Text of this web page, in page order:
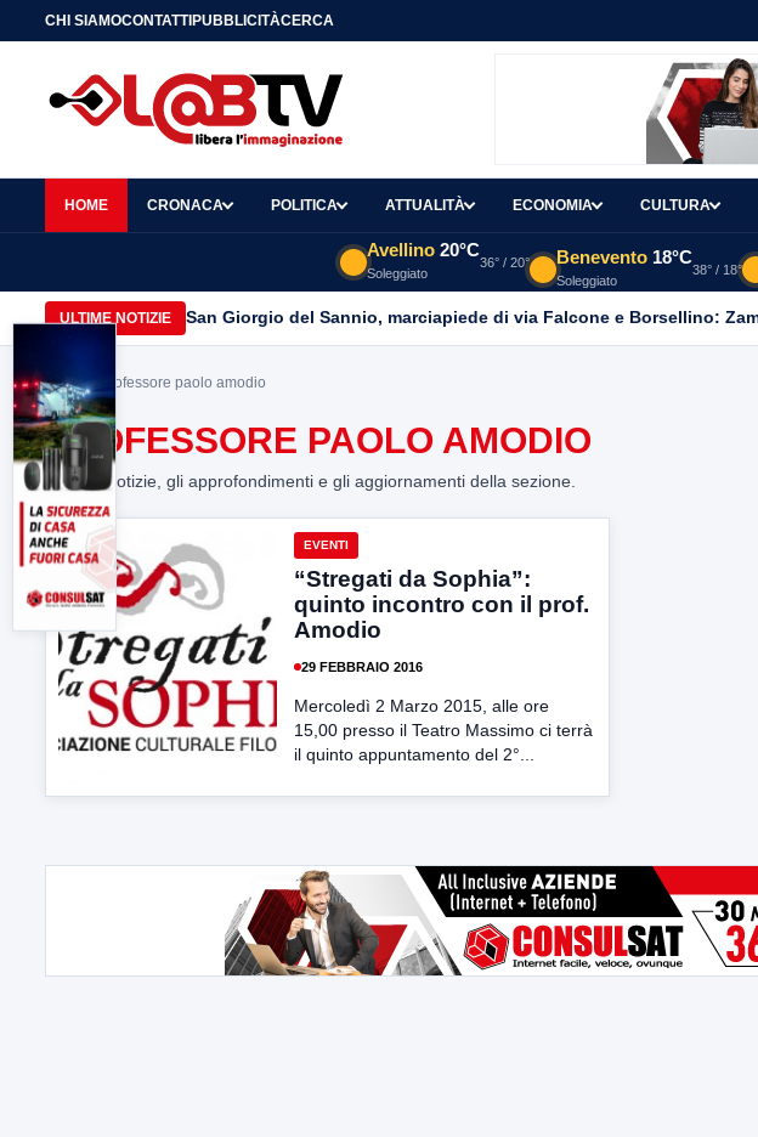
CHI SIAMOCONTATTIPUBBLICITÀCERCA
HOME CRONACA POLITICA ATTUALITÀ ECONOMIA CULTURA
Avellino 20°C
Soleggiato
36° / 20° Benevento 18°C
Soleggiato
38° / 18°
ULTIME NOTIZIE San Giorgio del Sannio, marciapiede di via Falcone e Borsellino:
Home> professore paolo amodio
PROFESSORE PAOLO AMODIO
Tutte le notizie, gli approfondimenti e gli aggiornamenti della sezione.
EVENTI
“Stregati da Sophia”:
quinto incontro con il prof.
Amodio
29 FEBBRAIO 2016
Mercoledì 2 Marzo 2015, alle ore
15,00 presso il Teatro Massimo ci terrà
il quinto appuntamento del 2°...